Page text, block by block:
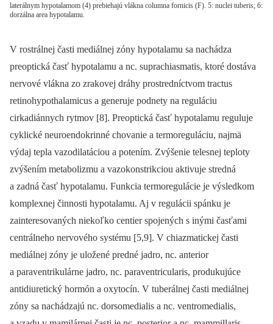
laterálnym hypotalamom (4) prebiehajú vlákna columna fornicis (F). 5: nuclei tuberis; 6:
dorzálna area hypotalamu.
V rostrálnej časti mediálnej zóny hypotalamu sa nachádza
preoptická časť hypotalamu a nc. suprachiasmatis, ktoré dostáva
nervové vlákna zo zrakovej dráhy prostredníctvom tractus
retinohypothalamicus a generuje podnety na reguláciu
cirkadiánnych rytmov [8]. Preoptická časť hypotalamu reguluje
cyklické neuroendokrinné chovanie a termoreguláciu, najmä
výdaj tepla vazodilatáciou a potením. Zvýšenie telesnej teploty
zvýšením metabolizmu a vazokonstrikciou aktivuje stredná
a zadná časť hypotalamu. Funkcia termoregulácie je výsledkom
komplexnej činnosti hypotalamu. Aj v regulácii spánku je
zainteresovaných niekoľko centier spojených s inými časťami
centrálneho nervového sy­stému [5,9]. V chiazmatickej časti
mediálnej zóny je uložené predné jadro, nc. anterior
a paraventrikulárne jadro, nc. paraventricularis, produkujúce
antidiuretický hormón a oxytocín. V tuberálnej časti mediálnej
zóny sa nachádzajú nc. dorsomedialis a nc. ventromedialis,